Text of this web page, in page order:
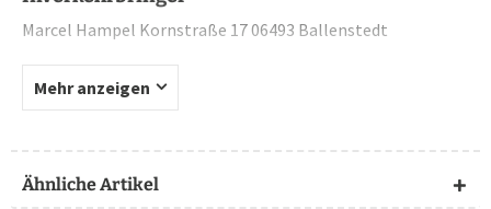
Marcel Hampel Kornstraße 17 06493 Ballenstedt
Mehr anzeigen
Ähnliche Artikel